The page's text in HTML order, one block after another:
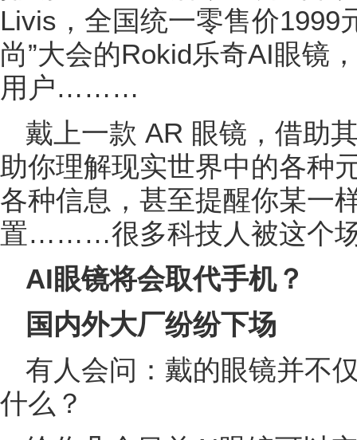
Livis，全国统一零售价1999
尚”大会的Rokid乐奇AI眼镜
用户………
戴上一款 AR 眼镜，借助
助你理解现实世界中的各种
各种信息，甚至提醒你某一
置………很多科技人被这个
AI眼镜将会取代手机？
国内外大厂纷纷下场
有人会问：戴的眼镜并不
什么？